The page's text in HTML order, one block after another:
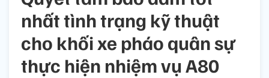
nhất tình trạng kỹ thuật
cho khối xe pháo quân sự
thực hiện nhiệm vụ A80